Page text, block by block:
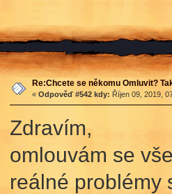
Re:Chcete se někomu Omluvit?
« Odpověď #542 kdy: Říjen 09, 2019,
Zdravím,
omlouvám se
reálné problémy